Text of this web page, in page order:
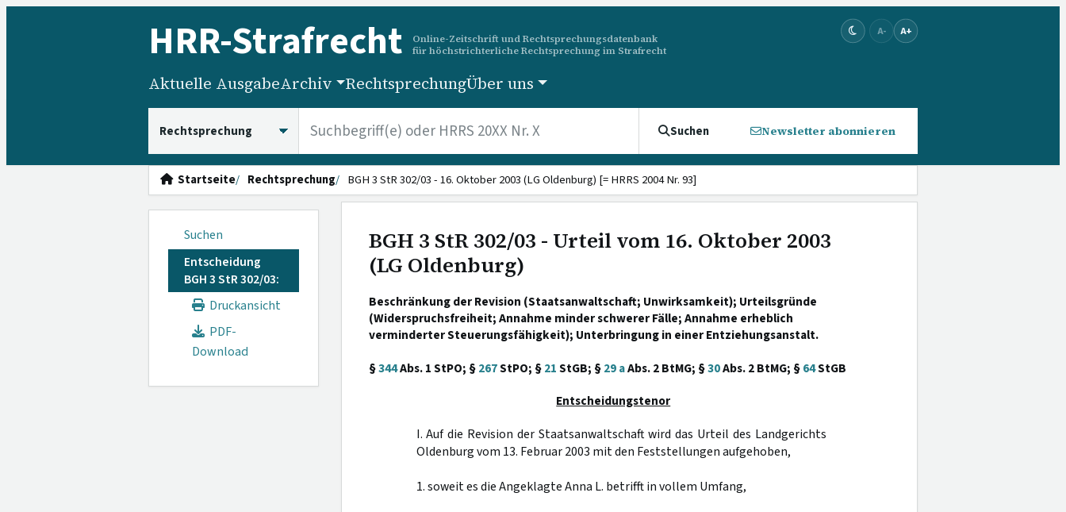
HRR-Strafrecht
Online-Zeitschrift und Rechtsprechungsdatenbank
für höchstrichterliche Rechtsprechung im Strafrecht
A- A+
Aktuelle AusgabeArchiv RechtsprechungÜber uns
Suchen Newsletter abonnieren
Startseite Rechtsprechung BGH 3 StR 302/03 - 16. Oktober 2003 (LG Oldenburg) [= HRRS 2004 Nr. 93]
Suchen
Entscheidung
BGH 3 StR 302/03:
Druckansicht
PDF-
Download
BGH 3 StR 302/03 - Urteil vom 16. Oktober 2003
(LG Oldenburg)
Beschränkung der Revision (Staatsanwaltschaft; Unwirksamkeit); Urteilsgründe
(Widerspruchsfreiheit; Annahme minder schwerer Fälle; Annahme erheblich
verminderter Steuerungsfähigkeit); Unterbringung in einer Entziehungsanstalt.
§344Abs. 1 StPO; §267StPO; §21StGB; §29 aAbs. 2 BtMG; §30Abs. 2 BtMG; §64StGB
Entscheidungstenor
I. Auf die Revision der Staatsanwaltschaft wird das Urteil des Landgerichts
Oldenburg vom 13. Februar 2003 mit den Feststellungen aufgehoben,
1. soweit es die Angeklagte Anna L. betrifft in vollem Umfang,